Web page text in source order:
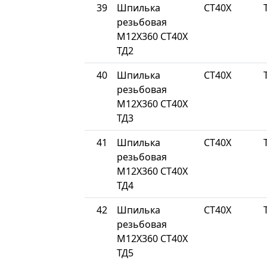
39
Шпилька
резьбовая
М12Х360 СТ40Х
ТД2
СТ40Х
40
Шпилька
резьбовая
М12Х360 СТ40Х
ТД3
СТ40Х
41
Шпилька
резьбовая
М12Х360 СТ40Х
ТД4
СТ40Х
42
Шпилька
резьбовая
М12Х360 СТ40Х
ТД5
СТ40Х